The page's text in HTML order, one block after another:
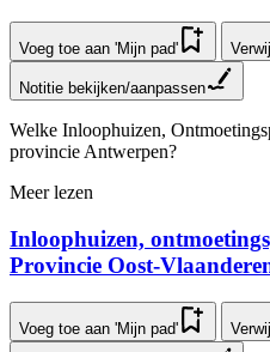
Voeg toe aan 'Mijn pad'
Notitie bekijken/aanpassen
Welke Inloophuizen,
provincie Antwerpen?
Meer lezen
In­loop­hui­zen,
Provincie Oost-
Voeg toe aan 'Mijn pad'